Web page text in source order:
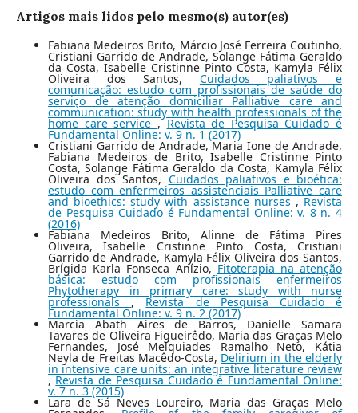
Artigos mais lidos pelo mesmo(s) autor(es)
Fabiana Medeiros Brito, Márcio José Ferreira Coutinho,
Cristiani Garrido de Andrade, Solange Fátima Geraldo
da Costa, Isabelle Cristinne Pinto Costa, Kamyla Félix
Oliveira dos Santos, Cuidados paliativos e
comunicação: estudo com profissionais de saúde do
serviço de atenção domiciliar Palliative care and
communication: study with health professionals of the
home care service,Revista de Pesquisa Cuidado é
Fundamental Online: v. 9 n. 1 (2017)
Cristiani Garrido de Andrade, Maria Ione de Andrade,
Fabiana Medeiros de Brito, Isabelle Cristinne Pinto
Costa, Solange Fátima Geraldo da Costa, Kamyla Félix
Oliveira dos Santos, Cuidados paliativos e bioética:
estudo com enfermeiros assistenciais Palliative care
and bioethics: study with assistance nurses,Revista
de Pesquisa Cuidado é Fundamental Online: v. 8 n. 4
(2016)
Fabiana Medeiros Brito, Alinne de Fátima Pires
Oliveira, Isabelle Cristinne Pinto Costa, Cristiani
Garrido de Andrade, Kamyla Félix Oliveira dos Santos,
Brígida Karla Fonseca Anízio, Fitoterapia na atenção
básica: estudo com profissionais enfermeiros
Phytotherapy in primary care: study with nurse
professionals,Revista de Pesquisa Cuidado é
Fundamental Online: v. 9 n. 2 (2017)
Marcia Abath Aires de Barros, Danielle Samara
Tavares de Oliveira Figueirêdo, Maria das Graças Melo
Fernandes, José Melquiades Ramalho Neto, Kátia
Neyla de Freitas Macêdo-Costa, Delirium in the elderly
in intensive care units: an integrative literature review
,Revista de Pesquisa Cuidado é Fundamental Online:
v. 7 n. 3 (2015)
Lara de Sá Neves Loureiro, Maria das Graças Melo